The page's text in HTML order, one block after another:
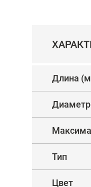
Длина
Тип
Цвет